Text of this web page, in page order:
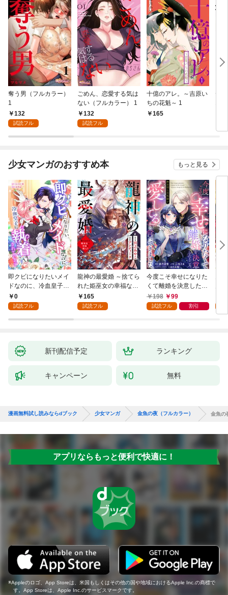
奪う男（フルカラー）
1
132
試読フル
ごめん、恋愛する気は
ない（フルカラー） 1
132
試読フル
十億のアレ。～吉原い
ちの花魁～ 1
165
デ
少女マンガのおすすめ本 もっと見る
即クビになりたいメイ
ドなのに、冷血皇子に
執着されています第1
話
0
試読フル
龍神の最愛婚 ～捨てら
れた姫巫女の幸福な嫁
入り～: 1
165
試読フル
今度こそ幸せになりた
くて離婚を決意したと
ころ、無表情な旦那様
が「愛してる」と言っ
198 99
試読フル 割引
新刊配信予定 ランキング
キャンペーン 無料
漫画無料試し読みならdブック 少女マンガ 金魚の夜（フルカラー） 金魚の
アプリならもっと便利で快適に！
Appleのロゴ、App Storeは、米国もしくはその他の国や地域におけるApple Inc.の商標で
す。App Storeは、Apple Inc.のサービスマークです。